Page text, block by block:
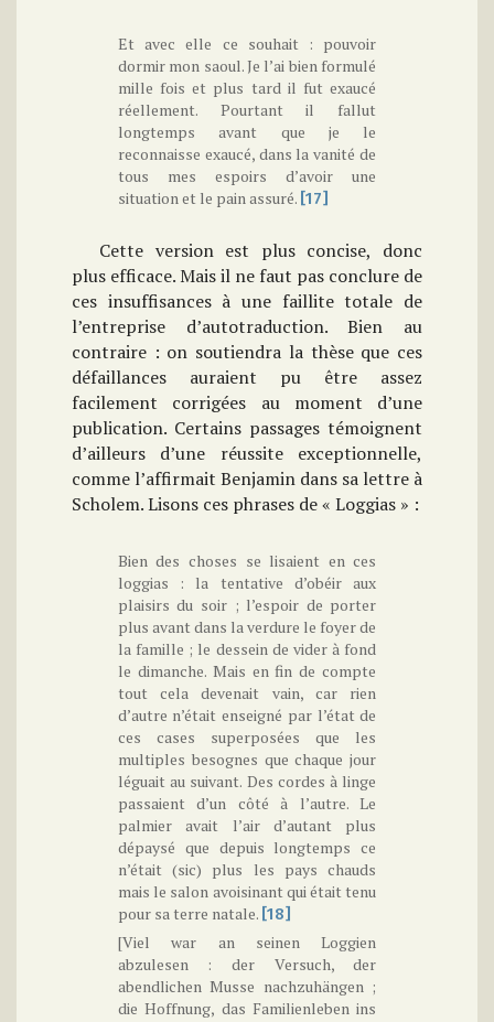
Et avec elle ce souhait : pouvoir
dormir mon saoul. Je l’ai bien formulé
mille fois et plus tard il fut exaucé
réellement. Pourtant il fallut
longtemps avant que je le
reconnaisse exaucé, dans la vanité de
tous mes espoirs d’avoir une
situation et le pain assuré. [17]
Cette version est plus concise, donc
plus efficace. Mais il ne faut pas conclure de
ces insuffisances à une faillite totale de
l’entreprise d’autotraduction. Bien au
contraire : on soutiendra la thèse que ces
défaillances auraient pu être assez
facilement corrigées au moment d’une
publication. Certains passages témoignent
d’ailleurs d’une réussite exceptionnelle,
comme l’affirmait Benjamin dans sa lettre à
Scholem. Lisons ces phrases de « Loggias » :
Bien des choses se lisaient en ces
loggias : la tentative d’obéir aux
plaisirs du soir ; l’espoir de porter
plus avant dans la verdure le foyer de
la famille ; le dessein de vider à fond
le dimanche. Mais en fin de compte
tout cela devenait vain, car rien
d’autre n’était enseigné par l’état de
ces cases superposées que les
multiples besognes que chaque jour
léguait au suivant. Des cordes à linge
passaient d’un côté à l’autre. Le
palmier avait l’air d’autant plus
dépaysé que depuis longtemps ce
n’était (sic) plus les pays chauds
mais le salon avoisinant qui était tenu
pour sa terre natale. [18]
[Viel war an seinen Loggien
abzulesen : der Versuch, der
abendlichen Musse nachzuhängen ;
die Hoffnung, das Familienleben ins